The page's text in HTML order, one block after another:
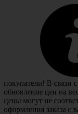
покупатели! В связи
обновление цен на
цены могут не
оформления заказа с